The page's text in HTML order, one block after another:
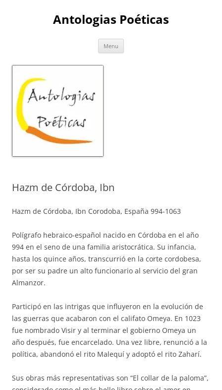
Antologias Poéticas
Menu
Hazm de Córdoba, Ibn
Hazm de Córdoba, Ibn Corodoba, España 994-1063
Polígrafo hebraico-español nacido en Córdoba en el año
994 en el seno de una familia aristocrática. Su infancia,
hasta los quince años, transcurrió en la corte cordobesa,
por ser su padre un alto funcionario al servicio del gran
Almanzor.
Participó en las intrigas que influyeron en la evolución de
las guerras que acabaron con el califato Omeya. En 1023
fue nombrado Visir y al terminar el gobierno Omeya un
año después, fue encarcelado. Una vez libre, renunció a la
política, abandonó el rito Malequí y adoptó el rito Zaharí.
Sus obras más representativas son “El collar de la paloma”,